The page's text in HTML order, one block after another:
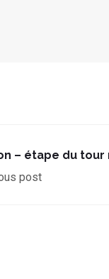
– étape du tour
post